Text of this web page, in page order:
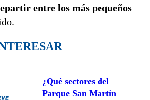
entre los más pequeños
¿Qué sectores del
Parque San Martín